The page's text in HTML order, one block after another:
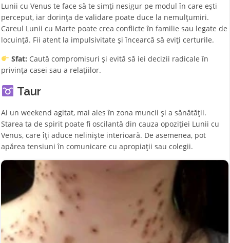
Lunii cu Venus te face să te simți nesigur pe modul în care ești
perceput, iar dorința de validare poate duce la nemulțumiri.
Careul Lunii cu Marte poate crea conflicte în familie sau legate de
locuință. Fii atent la impulsivitate și încearcă să eviți certurile.
Sfat: Caută compromisuri și evită să iei decizii radicale în
privința casei sau a relațiilor.
Taur
Ai un weekend agitat, mai ales în zona muncii și a sănătății.
Starea ta de spirit poate fi oscilantă din cauza opoziției Lunii cu
Venus, care îți aduce neliniște interioară. De asemenea, pot
apărea tensiuni în comunicare cu apropiații sau colegii.